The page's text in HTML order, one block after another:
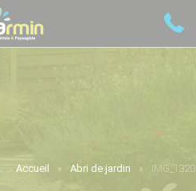
Accueil Abri de jardin IMG_1320